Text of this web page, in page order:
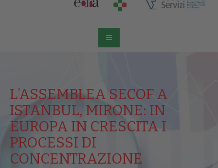
L’ASSEMBLEA SECOF A
ISTANBUL, MIRONE: IN
EUROPA IN CRESCITA I
PROCESSI DI
CONCENTRAZIONE